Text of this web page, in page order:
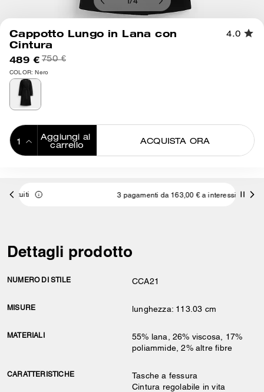
/4
Cappotto Lungo in Lana con
Cintura
4.0
489 € 750 €
COLOR: Nero
Aggiungi al
carrello
ACQUISTA ORA
3 pagamenti da 163,00 € a interessi 0% con
Dettagli prodotto
NUMERO DI STILE CCA21
MISURE lunghezza: 113.03 cm
MATERIALI
55% lana, 26% viscosa, 17%
poliammide, 2% altre fibre
CARATTERISTICHE
Tasche a fessura
Cintura regolabile in vita